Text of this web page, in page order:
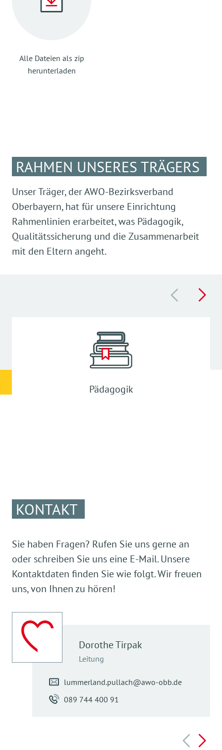
Alle Dateien als zip
herunterladen
RAHMEN UNSERES TRÄGERS
Unser Träger, der AWO-Bezirksverband
Oberbayern, hat für unsere Einrichtung
Rahmenlinien erarbeitet, was Pädagogik,
Qualitätssicherung und die Zusammenarbeit
mit den Eltern angeht.
Pädagogik
KONTAKT
Sie haben Fragen? Rufen Sie uns gerne an
oder schreiben Sie uns eine E-Mail. Unsere
Kontaktdaten finden Sie wie folgt. Wir freuen
uns, von Ihnen zu hören!
DorotheTirpak
Leitung
lummerland.pullach@awo-obb.de
089 744 400 91